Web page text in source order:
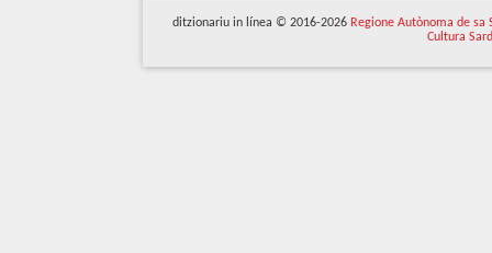
ditzionariu in línea © 2016-2026 Regione Autònoma de sa
Cultura